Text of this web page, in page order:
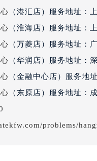
江市东安区太平路百达
河市桃山区大同街百达翡
市北林区新华街与康庄
市伊美区通河路百达翡
洮北区明仁南街百达翡丽
浑江区浑江大街百达翡丽
船营区河南街百达翡丽售
（港汇店）服务地址：
（淮海店）服务地址：
（万菱店）服务地址：
（华润店）服务地址：
（金融中心店）服务地
（东原店）服务地址：
problems/